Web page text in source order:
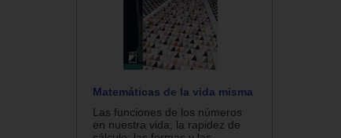
Matemáticas de la vida misma
Las funciones de los números
en nuestra vida; la rapidez de